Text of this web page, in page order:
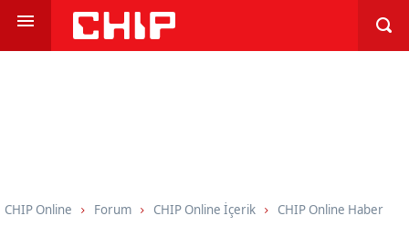
CHIP Online Forum CHIP Online İçerik CHIP Online Haber